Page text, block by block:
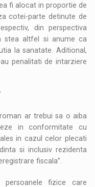
fi alocat in proportie de
cotei-parte detinute de
din perspectiva
stea altfel si anume ca
la sanatate. Aditional,
penalitati de intarziere
ar trebui sa o aiba
in conformitate cu
in cazul celor plecati
si inclusiv rezidenta
fiscala”.
fizice care